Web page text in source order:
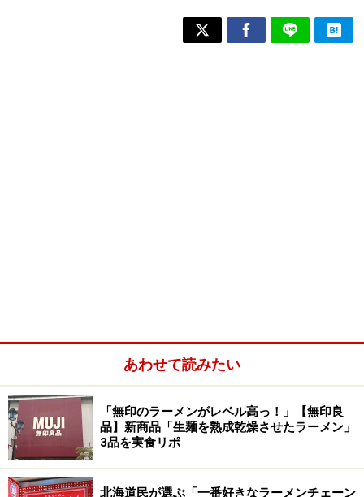
あわせて読みたい
「無印のラーメンがレベル高っ！」【無印良
品】新商品「生麺を熟成乾燥させたラーメン」
3品を実食リポ
北海道民が選ぶ「一番好きなラーメンチェーン